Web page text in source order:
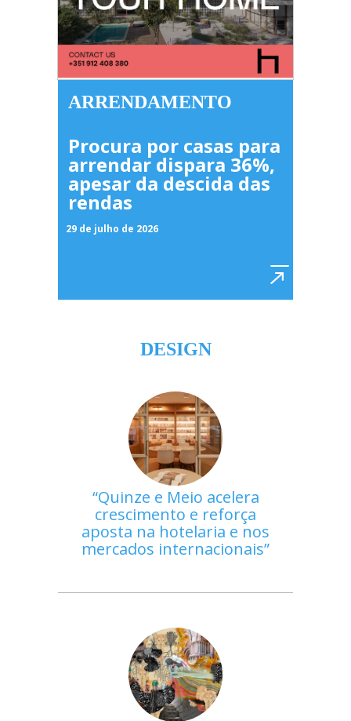
ARRENDAMENTO
Procura por casas para
arrendar dispara 36%,
apesar da descida das
rendas
29 de julho de 2026
DESIGN
Quinze e Meio acelera
crescimento e reforça
aposta na hotelaria e nos
mercados internacionais